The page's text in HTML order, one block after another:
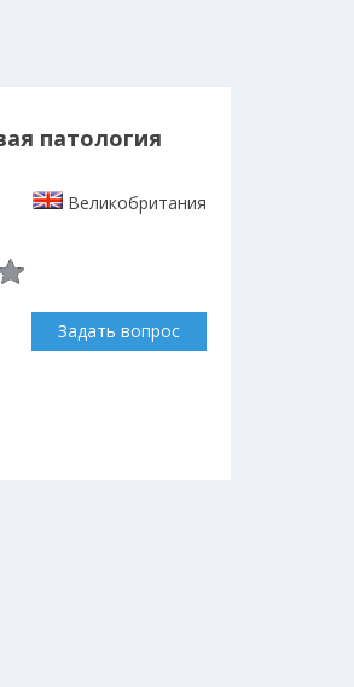
патология
Великобритания
Задать вопрос